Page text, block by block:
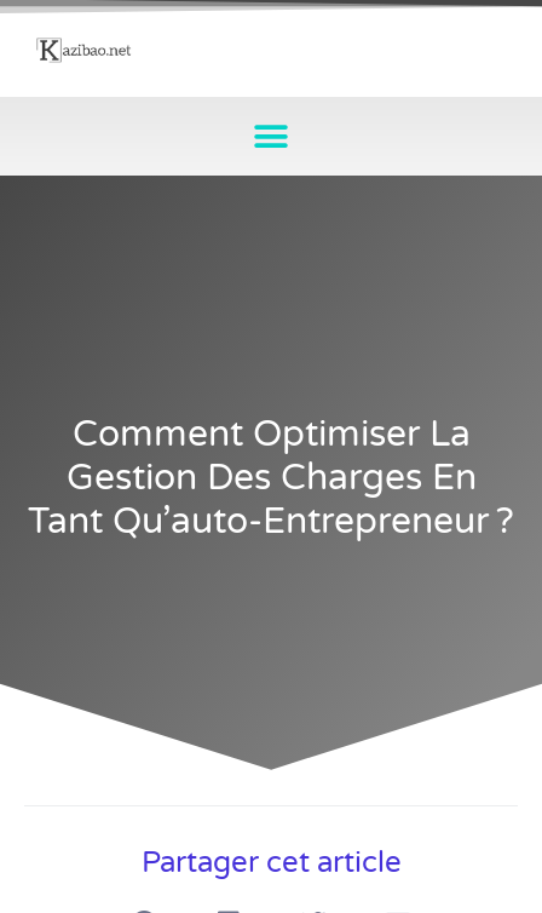
Comment Optimiser La
Gestion Des Charges En
Tant Qu’auto-Entrepreneur ?
Partager cet article